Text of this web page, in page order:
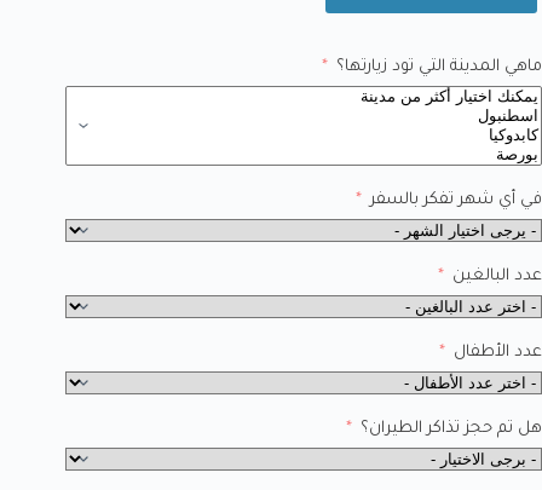
ماهي المدينة التي تود زيارتها؟
في أي شهر تفكر بالسفر
عدد البالغين
عدد الأطفال
هل تم حجز تذاكر الطيران؟